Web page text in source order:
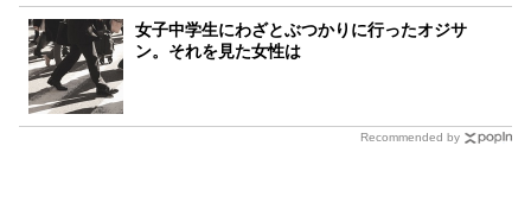
女子中学生にわざとぶつかりに行ったオジサ
ン。それを見た女性は
Recommended by